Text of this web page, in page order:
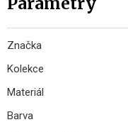
Značka
Kolekce
Materiál
Barva